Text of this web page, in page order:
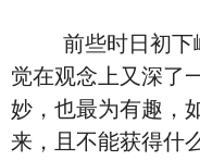
前些时日初下峰
觉在观念上又深了
妙，也最为有趣，
来，且不能获得什